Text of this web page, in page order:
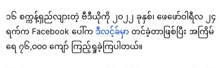
၁၆ စက္ကန့်ရှည်လျားတဲ့ ဗီဒီယိုကို ၂၀၂၂ ခုနှစ်၊ ဖေဖော်ဝါရီလ ၂၄
ရက်က Facebook ပေါ်က ဒီလင့်ခ်မှာ တင်ခဲ့တာဖြစ်ပြီး အကြိမ်
ရေ ၇၆,၀၀၀ ကျော် ကြည့်ရှုခဲ့ကြပါတယ်။